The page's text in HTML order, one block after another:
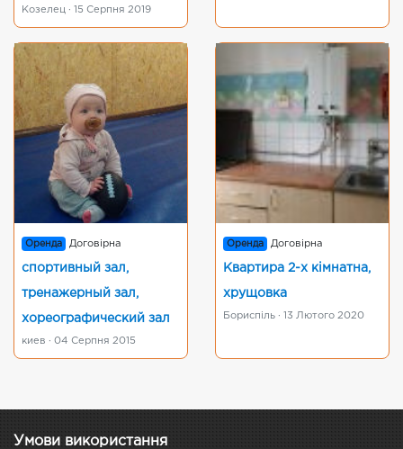
Козелец · 15 Серпня 2019
Оренда Договірна
спортивный зал,
тренажерный зал,
хореографический зал
киев · 04 Серпня 2015
Оренда Договірна
Квартира 2-х кімнатна,
хрущовка
Бориспіль · 13 Лютого 2020
Умови використання